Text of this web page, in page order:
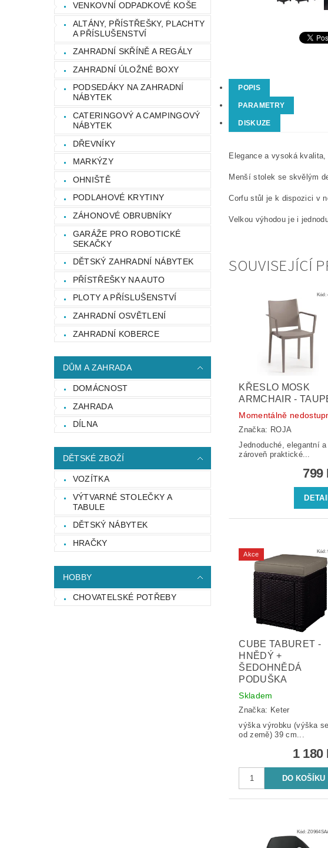
VENKOVNÍ ODPADKOVÉ KOŠE
ALTÁNY, PŘÍSTŘEŠKY, PLACHTY
A PŘÍSLUŠENSTVÍ
ZAHRADNÍ SKŘÍNĚ A REGÁLY
ZAHRADNÍ ÚLOŽNÉ BOXY
PODSEDÁKY NA ZAHRADNÍ
NÁBYTEK
CATERINGOVÝ A CAMPINGOVÝ
NÁBYTEK
DŘEVNÍKY
MARKÝZY
OHNIŠTĚ
PODLAHOVÉ KRYTINY
ZÁHONOVÉ OBRUBNÍKY
GARÁŽE PRO ROBOTICKÉ
SEKAČKY
DĚTSKÝ ZAHRADNÍ NÁBYTEK
PŘÍSTŘEŠKY NA AUTO
PLOTY A PŘÍSLUŠENSTVÍ
ZAHRADNÍ OSVĚTLENÍ
ZAHRADNÍ KOBERCE
DŮM A ZAHRADA
DOMÁCNOST
ZAHRADA
DÍLNA
DĚTSKÉ ZBOŽÍ
VOZÍTKA
VÝTVARNÉ STOLEČKY A
TABULE
DĚTSKÝ NÁBYTEK
HRAČKY
HOBBY
CHOVATELSKÉ POTŘEBY
POPIS
PARAMETRY
DISKUZE
Elegance a vysoká
Menší stolek se skvělým
Corfu stůl je k dispozici v
Velkou výhodou je i
SOUVISEJÍCÍ
Kód:
KŘESLO MOSK
ARMCHAIR -
Momentálně
Značka: ROJA
Jednoduché, elegantní a
zároveň praktické...
799
Akce Kód:
CUBE TABURET -
HNĚDÝ +
ŠEDOHNĚDÁ
PODUŠKA
Skladem
Značka: Keter
výška výrobku (výška
od země) 39 cm...
1 180
Kód: